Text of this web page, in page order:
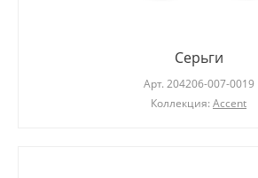
Серьги
Арт. 204206-007-0019
Коллекция: Accent